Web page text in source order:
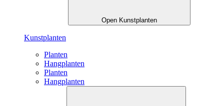
Open Kunstplanten
Kunstplanten
Planten
Hangplanten
Planten
Hangplanten